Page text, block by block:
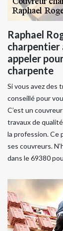
Raphael
charpentier
appeler
charpente
Si vous avez des
conseillé pour
C’est un
travaux de
la profession. Ce
ses couvreurs.
dans le 69380